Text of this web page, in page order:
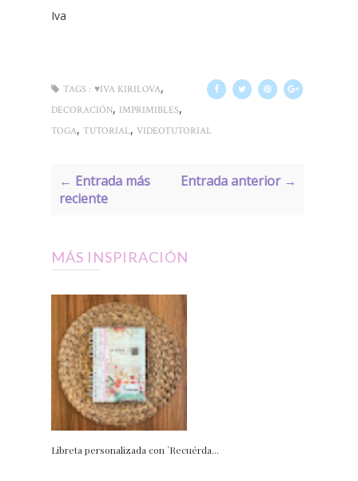
Iva
TAGS : ♥IVA KIRILOVA,
DECORACIÓN, IMPRIMIBLES,
TOGA, TUTORIAL, VIDEOTUTORIAL
← Entrada más
reciente
Entrada anterior →
MÁS INSPIRACIÓN
Libreta personalizada con ´Recuérda...